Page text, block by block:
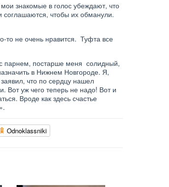
знакомые в голос убеждают, что
соглашаются, чтобы их обманули.
то не очень нравится. Туфта все
парнем, постарше меня солидный,
в Нижнем Новгороде. Я,
что по сердцу нашел
Вот уж чего теперь не надо! Вот и
Вроде как здесь счастье
Odnoklassniki